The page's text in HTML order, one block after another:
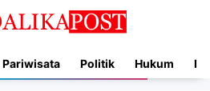
Pariwisata Politik Hukum